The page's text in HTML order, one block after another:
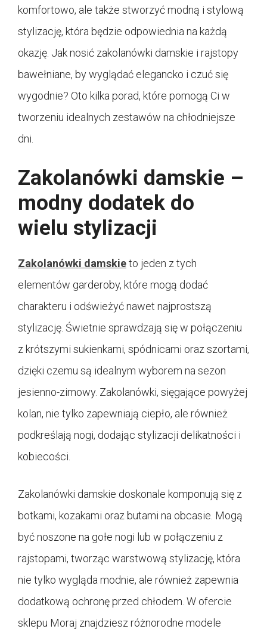
komfortowo, ale także stworzyć modną i stylową
stylizację, która będzie odpowiednia na każdą
okazję. Jak nosić zakolanówki damskie i rajstopy
bawełniane, by wyglądać elegancko i czuć się
wygodnie? Oto kilka porad, które pomogą Ci w
tworzeniu idealnych zestawów na chłodniejsze
dni.
Zakolanówki damskie –
modny dodatek do
wielu stylizacji
Zakolanówki damskieto jeden z tych
elementów garderoby, które mogą dodać
charakteru i odświeżyć nawet najprostszą
stylizację. Świetnie sprawdzają się w połączeniu
z krótszymi sukienkami, spódnicami oraz szortami,
dzięki czemu są idealnym wyborem na sezon
jesienno-zimowy. Zakolanówki, sięgające powyżej
kolan, nie tylko zapewniają ciepło, ale również
podkreślają nogi, dodając stylizacji delikatności i
kobiecości.
Zakolanówki damskie doskonale komponują się z
botkami, kozakami oraz butami na obcasie. Mogą
być noszone na gołe nogi lub w połączeniu z
rajstopami, tworząc warstwową stylizację, która
nie tylko wygląda modnie, ale również zapewnia
dodatkową ochronę przed chłodem. W ofercie
sklepu Moraj znajdziesz różnorodne modele